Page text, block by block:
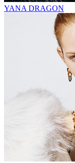
YANA DRAGON